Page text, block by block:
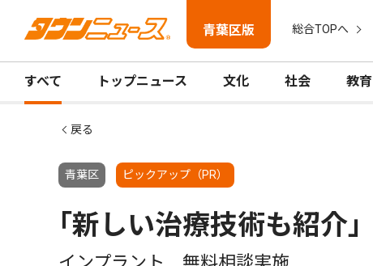
青葉区版 総合TOPへ
すべて トップニュース 文化 社会 教育
戻る
青葉区 ピックアップ（PR）
｢新しい治療技術も紹介｣